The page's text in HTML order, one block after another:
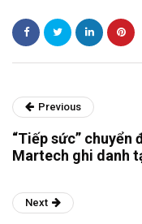
Previous
“Tiếp sức” chuyển
Martech ghi danh
Next